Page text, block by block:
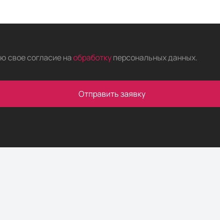
свое согласие наобработку персональных данных.
Отправить заявку